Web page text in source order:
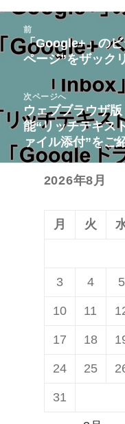
稿
ー
前
前
の
稿:
「Google+」の
ページ”をザック
次ページへ
次
の
投
ウェブブラウザ
能“リッチテキス
ァイル添付”をご
2026年8月
月 火
3 4 5
10 11
17 18
24 25
31